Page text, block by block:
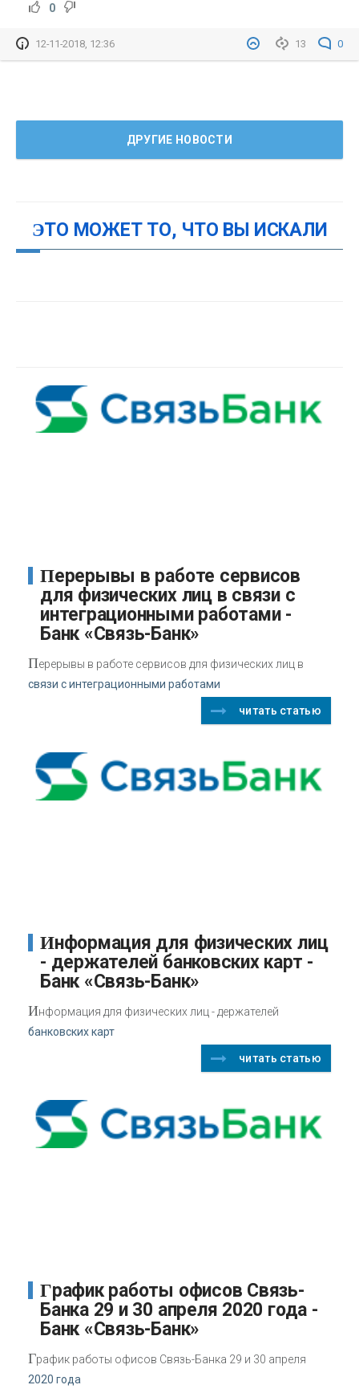
0
13 0
12-11-2018, 12:36
ДРУГИЕ НОВОСТИ
ЭТО МОЖЕТ ТО, ЧТО ВЫ ИСКАЛИ
Перерывы в работе сервисов
для физических лиц в связи с
интеграционными работами -
Банк «Связь-Банк»
Перерывы в работе сервисов для физических лиц в
связи с интеграционными работами
читать статью
Информация для физических лиц
- держателей банковских карт -
Банк «Связь-Банк»
Информация для физических лиц - держателей
банковских карт
читать статью
График работы офисов Связь-
Банка 29 и 30 апреля 2020 года -
Банк «Связь-Банк»
График работы офисов Связь-Банка 29 и 30 апреля
2020 года